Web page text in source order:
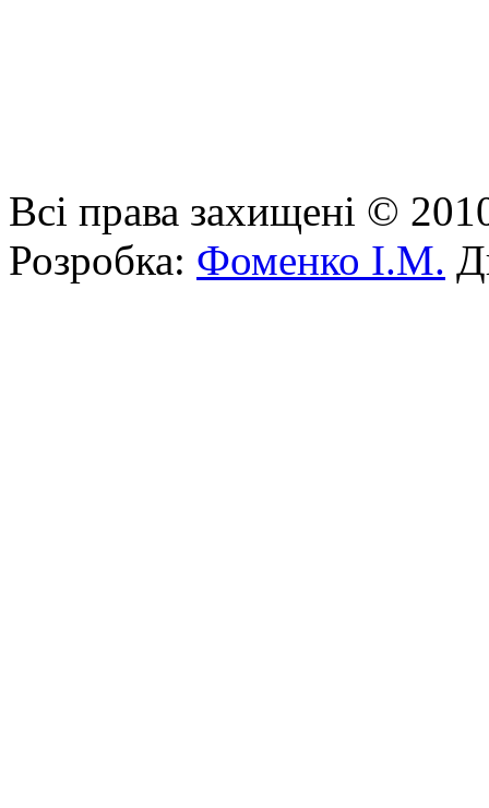
Всі права захищені ©
Розробка: Фоменко І.М.